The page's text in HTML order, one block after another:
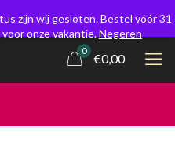
0
€0,00
zijn wij gesloten. Bestel vóór 31
onze vakantie.Negeren